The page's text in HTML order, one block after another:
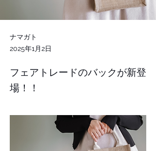
ナマガト
2025年1月2日
フェアトレードのバックが新登
場！！